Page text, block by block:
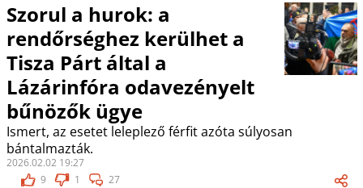
Szorul a hurok: a
rendőrséghez kerülhet a
Tisza Párt által a
Lázárinfóra odavezényelt
bűnözők ügye
Ismert, az esetet leleplező férfit azóta súlyosan
bántalmazták.
2026.02.02 19:27
9
1 27